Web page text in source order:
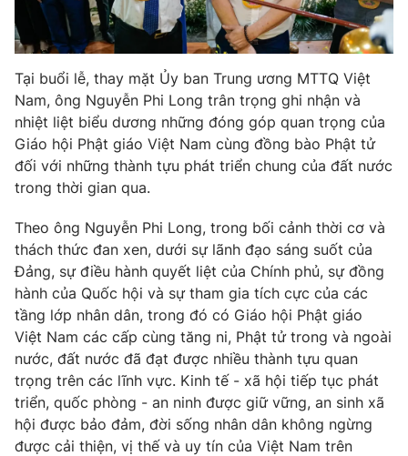
Tại buổi lễ, thay mặt Ủy ban Trung ương MTTQ Việt
Nam, ông Nguyễn Phi Long trân trọng ghi nhận và
nhiệt liệt biểu dương những đóng góp quan trọng của
Giáo hội Phật giáo Việt Nam cùng đồng bào Phật tử
đối với những thành tựu phát triển chung của đất nước
trong thời gian qua.
Theo ông Nguyễn Phi Long, trong bối cảnh thời cơ và
thách thức đan xen, dưới sự lãnh đạo sáng suốt của
Đảng, sự điều hành quyết liệt của Chính phủ, sự đồng
hành của Quốc hội và sự tham gia tích cực của các
tầng lớp nhân dân, trong đó có Giáo hội Phật giáo
Việt Nam các cấp cùng tăng ni, Phật tử trong và ngoài
nước, đất nước đã đạt được nhiều thành tựu quan
trọng trên các lĩnh vực. Kinh tế - xã hội tiếp tục phát
triển, quốc phòng - an ninh được giữ vững, an sinh xã
hội được bảo đảm, đời sống nhân dân không ngừng
được cải thiện, vị thế và uy tín của Việt Nam trên